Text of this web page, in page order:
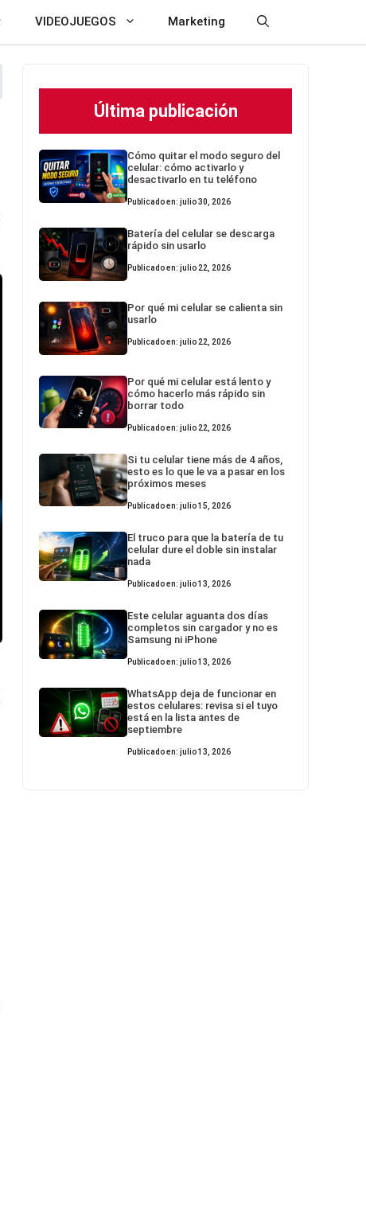
VIDEOJUEGOS Marketing
Última publicación
Cómo quitar el modo seguro del
celular: cómo activarlo y
desactivarlo en tu teléfono
Publicado en: julio 30, 2026
Batería del celular se descarga
rápido sin usarlo
Publicado en: julio 22, 2026
Por qué mi celular se calienta sin
usarlo
Publicado en: julio 22, 2026
Por qué mi celular está lento y
cómo hacerlo más rápido sin
borrar todo
Publicado en: julio 22, 2026
Si tu celular tiene más de 4 años,
esto es lo que le va a pasar en los
próximos meses
Publicado en: julio 15, 2026
El truco para que la batería de tu
celular dure el doble sin instalar
nada
Publicado en: julio 13, 2026
Este celular aguanta dos días
completos sin cargador y no es
Samsung ni iPhone
Publicado en: julio 13, 2026
WhatsApp deja de funcionar en
estos celulares: revisa si el tuyo
está en la lista antes de
septiembre
Publicado en: julio 13, 2026